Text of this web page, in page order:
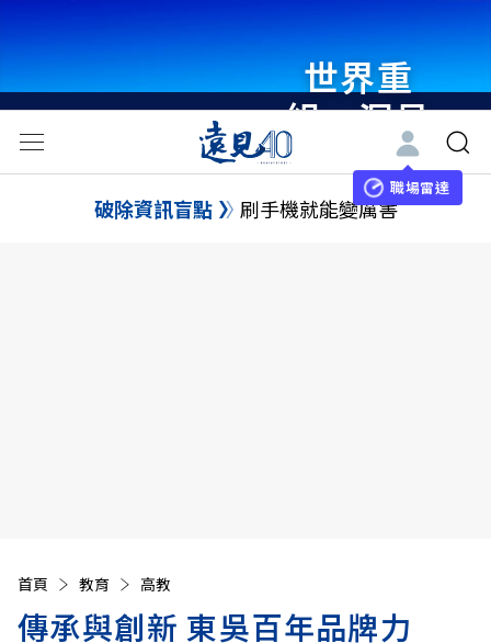
世界重
組・洞見
未來 與
世界領袖
職場雷達
破除資訊盲點 刷手機就能變厲害
首頁 教育 高教
傳承與創新 東吳百年品牌力